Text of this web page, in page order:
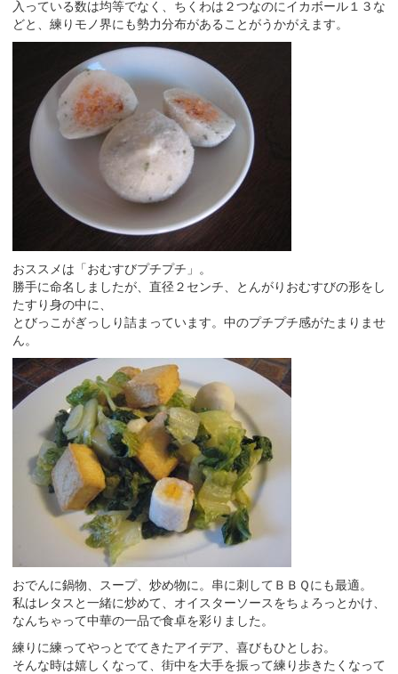
入っている数は均等でなく、ちくわは２つなのにイカボール１３な
どと、練りモノ界にも勢力分布があることがうかがえます。
おススメは「おむすびプチプチ」。
勝手に命名しましたが、直径２センチ、とんがりおむすびの形をし
たすり身の中に、
とびっこがぎっしり詰まっています。中のプチプチ感がたまりませ
ん。
おでんに鍋物、スープ、炒め物に。串に刺してＢＢＱにも最適。
私はレタスと一緒に炒めて、オイスターソースをちょろっとかけ、
なんちゃって中華の一品で食卓を彩りました。
練りに練ってやっとでてきたアイデア、喜びもひとしお。
そんな時は嬉しくなって、街中を大手を振って練り歩きたくなって